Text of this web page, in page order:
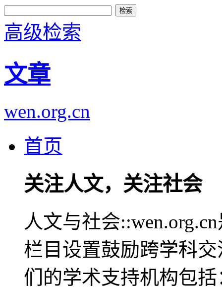
高级检索
文章
wen.org.cn
首页
关注人文，关注社会
人文与社会
栏目设置鼓励跨学科
们的学术支持机构包